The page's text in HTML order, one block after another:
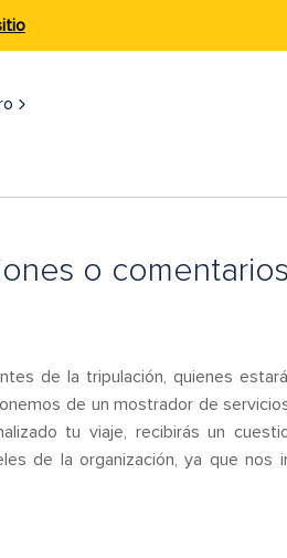
o
de la tripulación, quienes
de un mostrador de
tu viaje, recibirás un
de la organización, ya que nos